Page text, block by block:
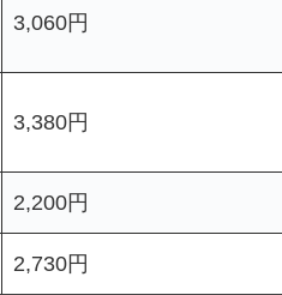
3,060円
3,380円
2,200円
2,730円